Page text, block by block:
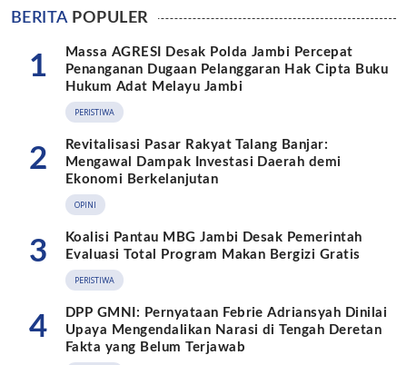
BERITA POPULER
1
Massa AGRESI Desak Polda Jambi Percepat
Penanganan Dugaan Pelanggaran Hak Cipta Buku
Hukum Adat Melayu Jambi
PERISTIWA
2
Revitalisasi Pasar Rakyat Talang Banjar:
Mengawal Dampak Investasi Daerah demi
Ekonomi Berkelanjutan
OPINI
3
Koalisi Pantau MBG Jambi Desak Pemerintah
Evaluasi Total Program Makan Bergizi Gratis
PERISTIWA
4
DPP GMNI: Pernyataan Febrie Adriansyah Dinilai
Upaya Mengendalikan Narasi di Tengah Deretan
Fakta yang Belum Terjawab